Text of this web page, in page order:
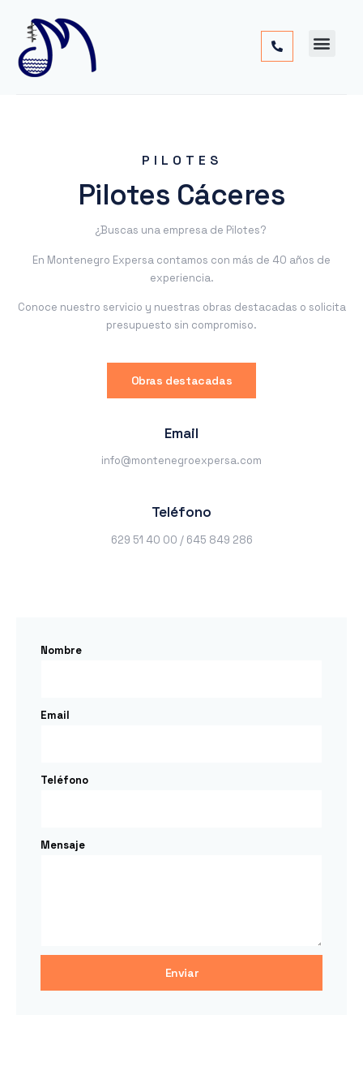
PILOTES
Pilotes Cáceres
¿Buscas una empresa de Pilotes?
En Montenegro Expersa contamos con más de 40 años de
experiencia.
Conoce nuestro servicio y nuestras obras destacadas o solicita
presupuesto sin compromiso.
Obras destacadas
Email
info@montenegroexpersa.com
Teléfono
629 51 40 00 / 645 849 286
Nombre
Email
Teléfono
Mensaje
Enviar